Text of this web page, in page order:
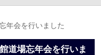
年会を行いました
道場忘年会を行いま